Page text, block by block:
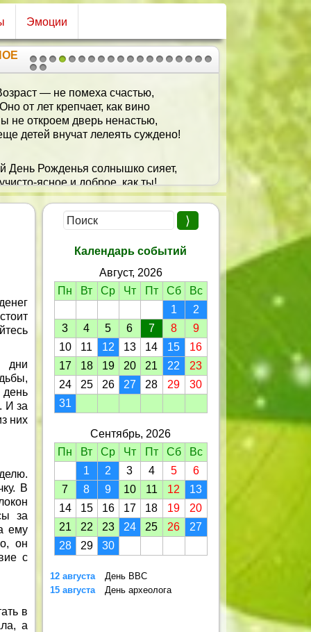
Эмоции
1 2
2021
— не помеха счастью,
от лет крепчает, как вино
не откроем дверь ненастью,
детей внучат лелеять суждено!
День Рожденья солнышко сияет,
ясное и доброе, как ты!
Бог тебя, родная, ограждает
всех недугов, бед и пустоты.
дни
И за
них
В
за
ему
он
с
в
а
Календарь событий
Август, 2026
Пн
Вт Ср Чт Пт Сб
Вс
1
2
3
4 5 6 7 8
9
10
11 12 13 14 15
16
17
18 19 20 21 22
23
24
25 26 27 28 29
30
31
Сентябрь, 2026
Пн
Вт Ср Чт Пт Сб
Вс
1
2 3 4 5
6
7
8 9 10 11 12
13
14
15 16 17 18 19
20
21
22 23 24 25 26
27
28
29 30
12 августа
День ВВС
15 августа
День археолога